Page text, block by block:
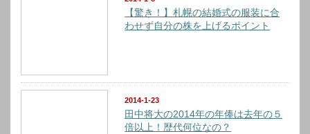
【驚き！】札幌の結婚式の服装に合
わせず自分の株を上げるポイント
2014-1-23
田中将大の2014年の年俸は去年の５
倍以上！歴代何位なの？